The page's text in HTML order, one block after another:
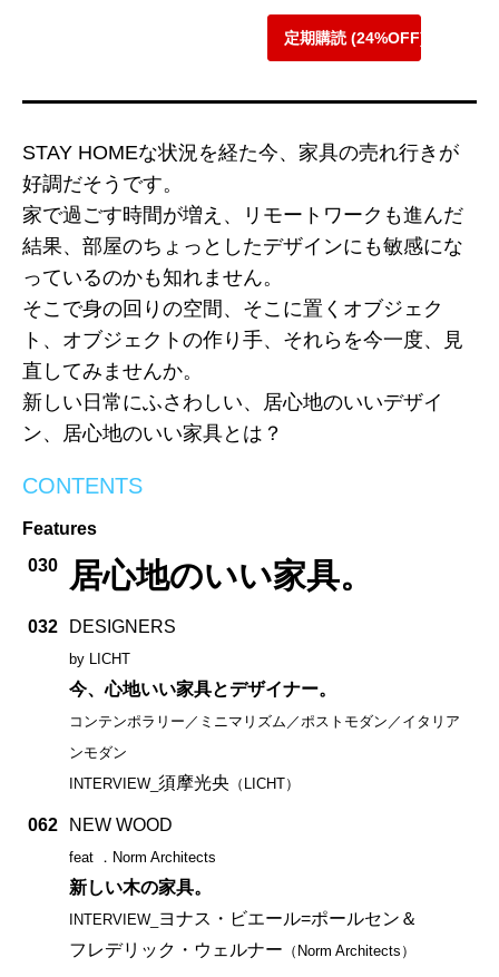
定期購読 (24%OFF)
STAY HOMEな状況を経た今、家具の売れ行きが
好調だそうです。
家で過ごす時間が増え、リモートワークも進んだ
結果、部屋のちょっとしたデザインにも敏感にな
っているのかも知れません。
そこで身の回りの空間、そこに置くオブジェク
ト、オブジェクトの作り手、それらを今一度、見
直してみませんか。
新しい日常にふさわしい、居心地のいいデザイ
ン、居心地のいい家具とは？
CONTENTS
Features
030
居心地のいい家具。
032 DESIGNERS
by LICHT
今、心地いい家具とデザイナー。
コンテンポラリー／ミニマリズム／ポストモダン／イタリア
ンモダン
INTERVIEW_ 須摩光央 （LICHT）
062 NEW WOOD
feat ．Norm Architects
新しい木の家具。
INTERVIEW_ ヨナス・ビエール=ポールセン＆
フレデリック・ウェルナー （Norm Architects）